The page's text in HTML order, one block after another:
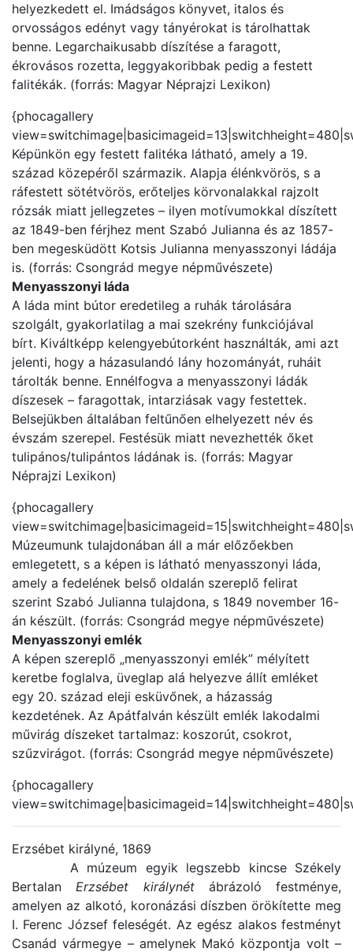
helyezkedett el. Imádságos könyvet, italos és
orvosságos edényt vagy tányérokat is tárolhattak
benne. Legarchaikusabb díszítése a faragott,
ékrovásos rozetta, leggyakoribbak pedig a festett
falitékák. (forrás: Magyar Néprajzi Lexikon)
{phocagallery
Képünkön egy festett falitéka látható, amely a 19.
század közepéről származik. Alapja élénkvörös, s a
ráfestett sötétvörös, erőteljes körvonalakkal rajzolt
rózsák miatt jellegzetes – ilyen motívumokkal díszített
az 1849-ben férjhez ment Szabó Julianna és az 1857-
ben megesküdött Kotsis Julianna menyasszonyi ládája
is. (forrás: Csongrád megye népművészete)
Menyasszonyi láda
A láda mint bútor eredetileg a ruhák tárolására
szolgált, gyakorlatilag a mai szekrény funkciójával
bírt. Kiváltképp kelengyebútorként használták, ami azt
jelenti, hogy a házasulandó lány hozományát, ruháit
tárolták benne. Ennélfogva a menyasszonyi ládák
díszesek – faragottak, intarziásak vagy festettek.
Belsejükben általában feltűnően elhelyezett név és
évszám szerepel. Festésük miatt nevezhették őket
tulipános/tulipántos ládának is. (forrás: Magyar
Néprajzi Lexikon)
{phocagallery
Múzeumunk tulajdonában áll a már előzőekben
emlegetett, s a képen is látható menyasszonyi láda,
amely a fedelének belső oldalán szereplő felirat
szerint Szabó Julianna tulajdona, s 1849 november 16-
án készült. (forrás: Csongrád megye népművészete)
Menyasszonyi emlék
A képen szereplő „menyasszonyi emlék” mélyített
keretbe foglalva, üveglap alá helyezve állít emléket
egy 20. század eleji esküvőnek, a házasság
kezdetének. Az Apátfalván készült emlék lakodalmi
művirág díszeket tartalmaz: koszorút, csokrot,
szűzvirágot. (forrás: Csongrád megye népművészete)
{phocagallery
Erzsébet királyné, 1869
A múzeum egyik legszebb kincse Székely
BertalanErzsébet királynétábrázoló festménye,
amelyen az alkotó, koronázási díszben örökítette meg
I. Ferenc József feleségét. Az egész alakos festményt
Csanád vármegye – amelynek Makó központja volt –